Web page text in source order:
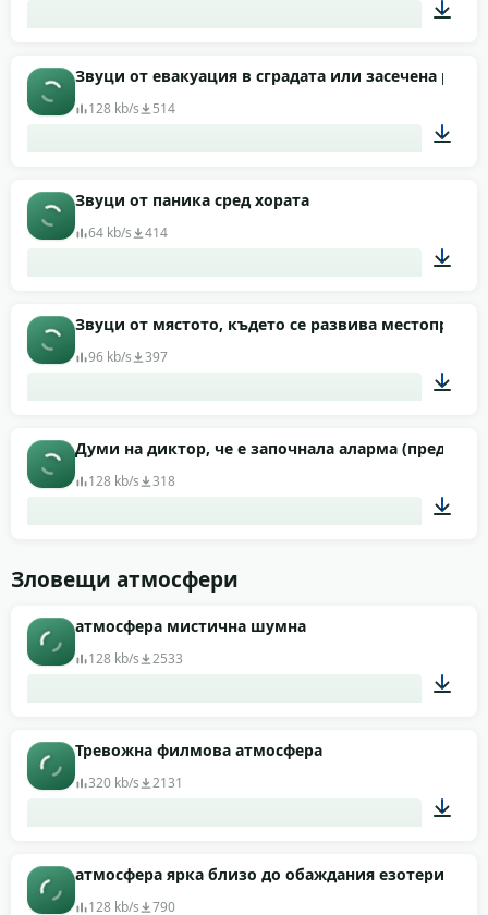
01:07
Звуци от евакуация в сградата или засечена
128 kb/s 514
Звуци от паника сред хората
64 kb/s 414
00:53
Звуци от мястото, където се развива
96 kb/s 397
00:32
Думи на диктор, че е започнала аларма
128 kb/s 318
Зловещи атмосфери
атмосфера мистична шумна
128 kb/s 2533
Тревожна филмова атмосфера
320 kb/s 2131
00:28
атмосфера ярка близо до обаждания езотерична
128 kb/s 790